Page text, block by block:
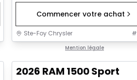
Commencer votre achat
Ste-Foy Chrysler #
Mention légale
2026 RAM 1500 Sport